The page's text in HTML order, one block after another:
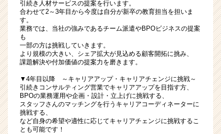
引続き人材サービスの提案を行います。
合わせて2～3年目から今度は自分が新卒の教育担当を担いま
す。
業務では、当社の強みであるチーム派遣やBPOビジネスの提案
も
一部の方は挑戦していきます。
より規模の大きい、シェア拡大が見込める顧客開拓に挑み、
課題解決や付加価値の提案力を磨きます。
▼4年目以降 ～キャリアアップ・キャリアチェンジに挑戦～
引続きコンサルティング営業でキャリアアップを目指す方、
BPOの業務運用や企画・設計・立上げに挑戦する、
スタッフさんのマッチングを行うキャリアコーディネーターに
挑戦する、
など自身の希望や適性に応じてキャリアチェンジに挑戦するこ
とも可能です！